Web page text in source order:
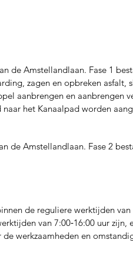
de Amstellandlaan. Fase 1
zagen en opbreken asfalt,
aanbrengen en aanbrengen
het Kanaalpad worden
de Amstellandlaan. Fase 2
de reguliere werktijden van
van 7:00‐16:00 uur zijn,
werkzaamheden en